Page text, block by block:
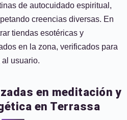
de autocuidado espiritual,
creencias diversas. En
tiendas esotéricas y
en la zona, verificados para
usuario.
en meditación y
en Terrassa